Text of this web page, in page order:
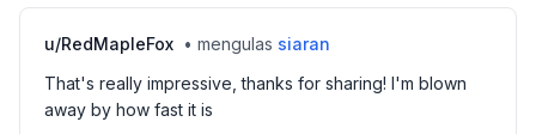
u/RedMapleFox • mengulas siaran
That's really impressive, thanks for sharing! I'm blown
away by how fast it is